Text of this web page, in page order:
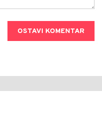
OSTAVI KOMENTAR